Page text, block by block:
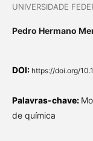
UNIVERSIDADE
Pedro Hermano
DOI: https://doi.org/
Palavras-chave:
de química